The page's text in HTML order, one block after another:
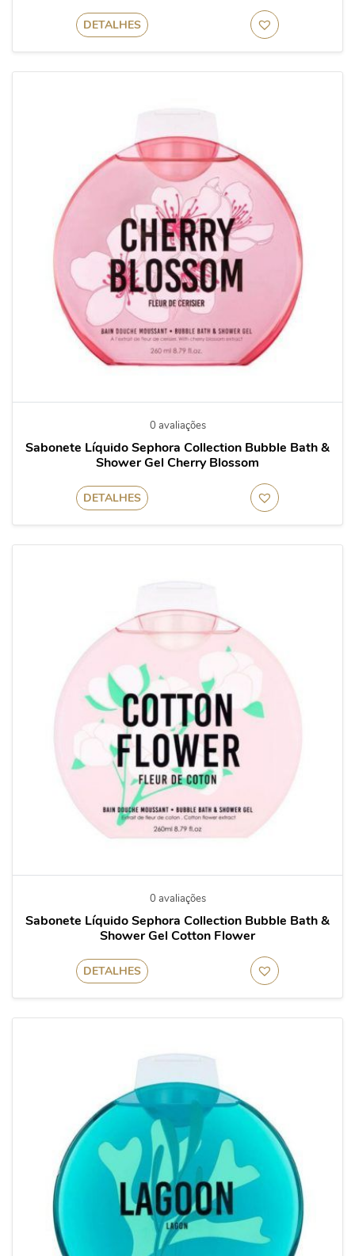
DETALHES
0 avaliações
Sabonete Líquido Sephora Collection Bubble Bath &
Shower Gel Cherry Blossom
DETALHES
0 avaliações
Sabonete Líquido Sephora Collection Bubble Bath &
Shower Gel Cotton Flower
DETALHES